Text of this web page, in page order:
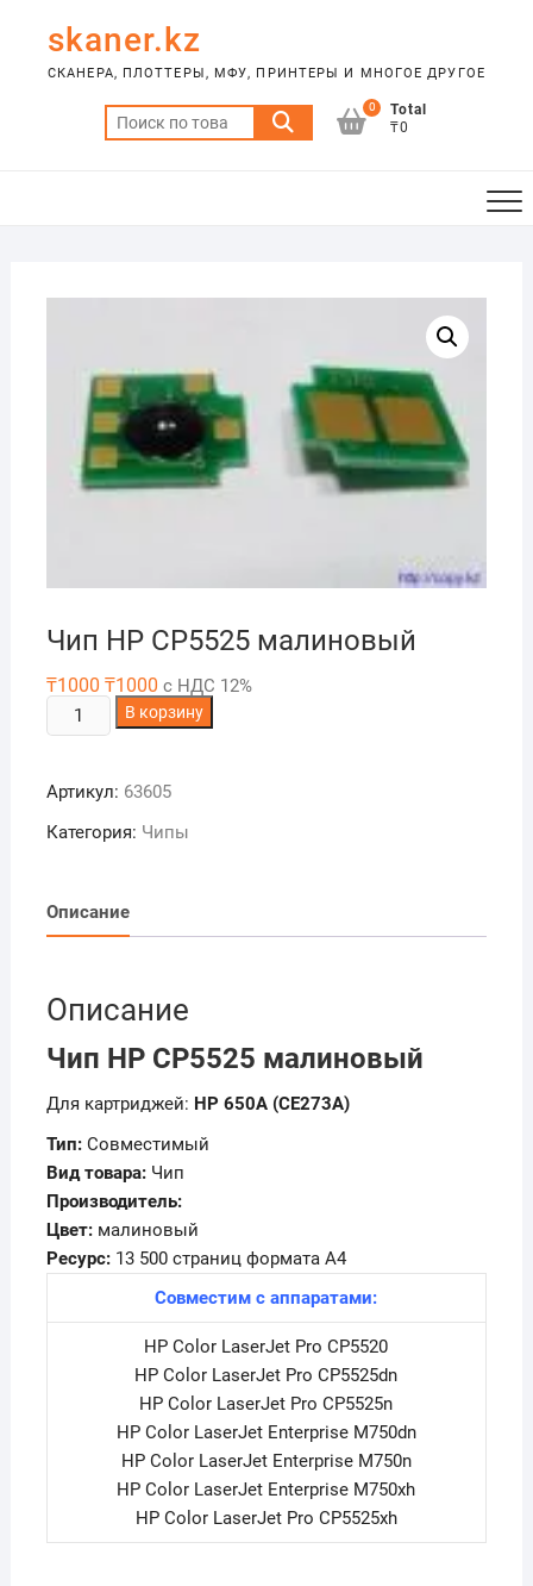
content
skaner.kz
СКАНЕРА, ПЛОТТЕРЫ, МФУ, ПРИНТЕРЫ И МНОГОЕ ДРУГОЕ
Искать:
0
Total
₸0
Чип HP CP5525 малиновый
₸1000 ₸1000 с НДС 12%
Количество
товара
HP
CP5525
В корзину
Артикул: 63605
Категория: Чипы
Описание
Описание
Чип HP CP5525 малиновый
Для картриджей: HP 650A (CE273A)
Тип: Совместимый
Вид товара: Чип
Производитель:
Цвет: малиновый
Ресурс: 13 500 страниц формата А4
Совместим с аппаратами:
HP Color LaserJet Pro CP5520
HP Color LaserJet Pro CP5525dn
HP Color LaserJet Pro CP5525n
HP Color LaserJet Enterprise M750dn
HP Color LaserJet Enterprise M750n
HP Color LaserJet Enterprise M750xh
HP Color LaserJet Pro CP5525xh